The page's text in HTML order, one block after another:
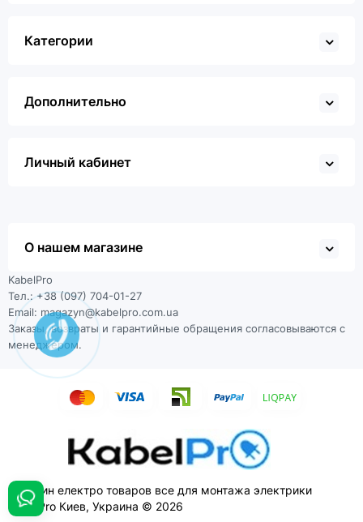
Категории
Дополнительно
Личный кабинет
О нашем магазине
KabelPro
Тел.: +38 (097) 704-01-27
Email: magazyn@kabelpro.com.ua
Заказы, возвраты и гарантийные обращения согласовываются с
менеджером.
Магазин електро товаров все для монтажа электрики
KabelPro Киев, Украина © 2026